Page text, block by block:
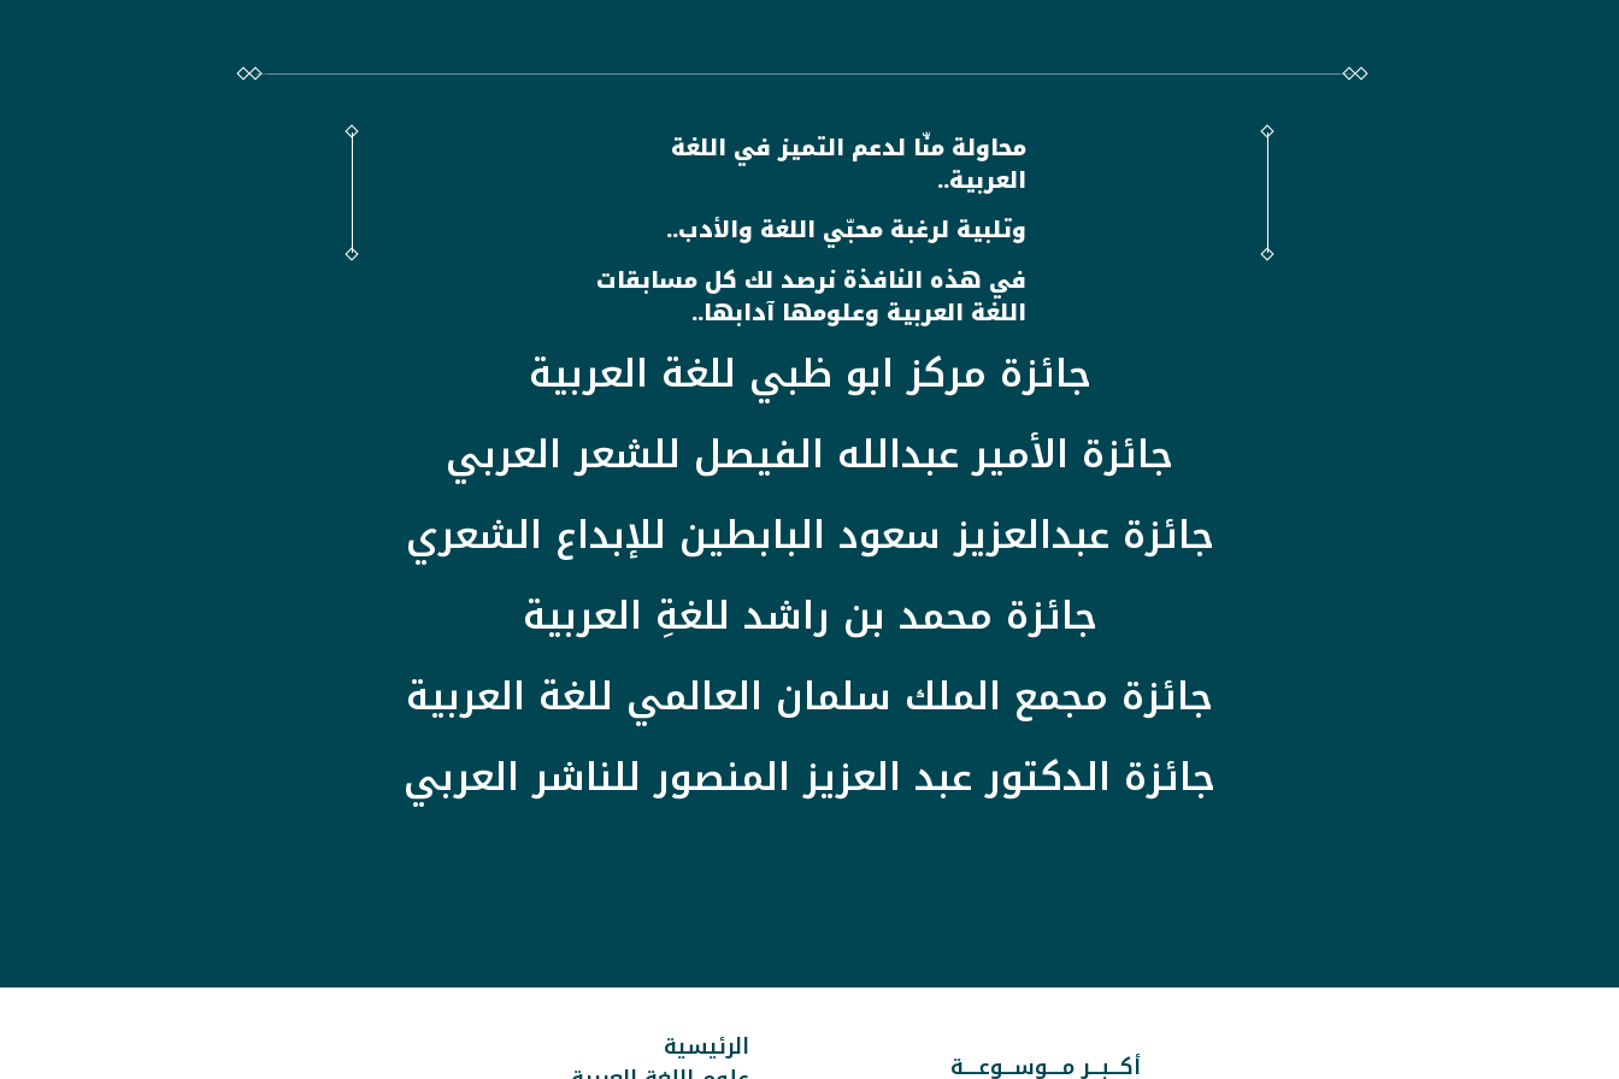
محاولة منّا لدعم التميز في اللغة
العربية..
وتلبية لرغبة محبّي اللغة والأدب..
في هذه النافذة نرصد لك كل مسابقات
اللغة العربية وعلومها آدابها..
جائزة مركز ابو ظبي للغة العربية
جائزة الأمير عبدالله الفيصل للشعر العربي
جائزة عبدالعزيز سعود البابطين للإبداع الشعري
جائزة محمد بن راشد للغةِ العربية
جائزة مجمع الملك سلمان العالمي للغة العربية
جائزة الدكتور عبد العزيز المنصور للناشر العربي
أكـــبـــر مــــوســـوعــــة الرئيسية